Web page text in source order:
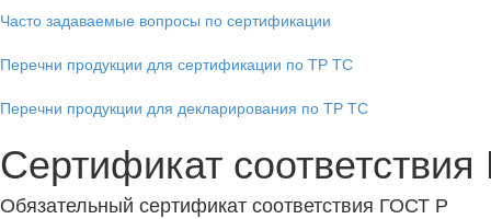
Часто задаваемые вопросы по сертификации
Перечни продукции для сертификации по ТР ТС
Перечни продукции для декларирования по ТР ТС
Сертификат
Обязательный сертификат соответствия ГОСТ Р